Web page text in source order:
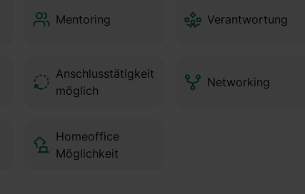
Mentoring Verantwortung
Anschlusstätigkeit
möglich
Networking
Homeoffice
Möglichkeit